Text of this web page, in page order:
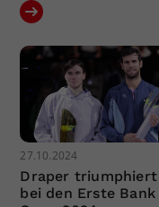
27.10.2024
Draper triumphiert
bei den Erste Bank